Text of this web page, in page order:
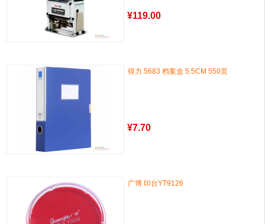
¥119.00
得力 5683 档案盒 5.5CM 550页
¥7.70
广博 印台YT9126